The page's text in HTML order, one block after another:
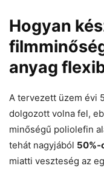
Hogyan
anyag
A tervezett üzem évi
dolgozott volna fel,
minőségű poliolefin
tehát nagyjából
miatti veszteség az